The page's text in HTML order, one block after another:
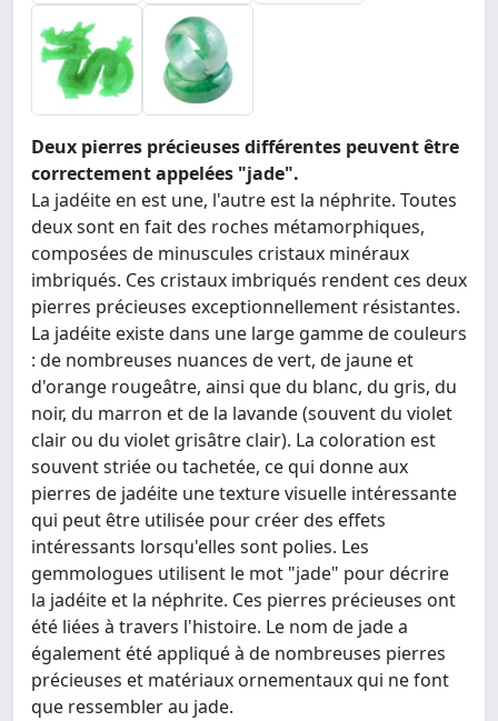
Deux pierres précieuses différentes peuvent être
correctement appelées "jade".
La jadéite en est une, l'autre est la néphrite. Toutes
deux sont en fait des roches métamorphiques,
composées de minuscules cristaux minéraux
imbriqués. Ces cristaux imbriqués rendent ces deux
pierres précieuses exceptionnellement résistantes.
La jadéite existe dans une large gamme de couleurs
: de nombreuses nuances de vert, de jaune et
d'orange rougeâtre, ainsi que du blanc, du gris, du
noir, du marron et de la lavande (souvent du violet
clair ou du violet grisâtre clair). La coloration est
souvent striée ou tachetée, ce qui donne aux
pierres de jadéite une texture visuelle intéressante
qui peut être utilisée pour créer des effets
intéressants lorsqu'elles sont polies. Les
gemmologues utilisent le mot "jade" pour décrire
la jadéite et la néphrite. Ces pierres précieuses ont
été liées à travers l'histoire. Le nom de jade a
également été appliqué à de nombreuses pierres
précieuses et matériaux ornementaux qui ne font
que ressembler au jade.